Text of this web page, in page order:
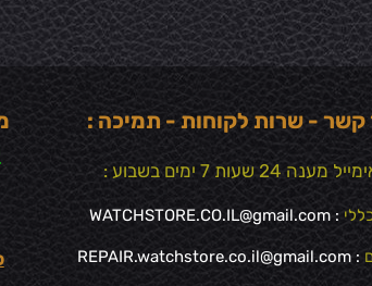
קשר - שרות לקוחות - תמיכה :
מענה 24 שעות 7 ימים בשבוע :
:
WATCHSTORE.CO.IL@gmail.com
: REPAIR.watchstore.co.il@gmail.com